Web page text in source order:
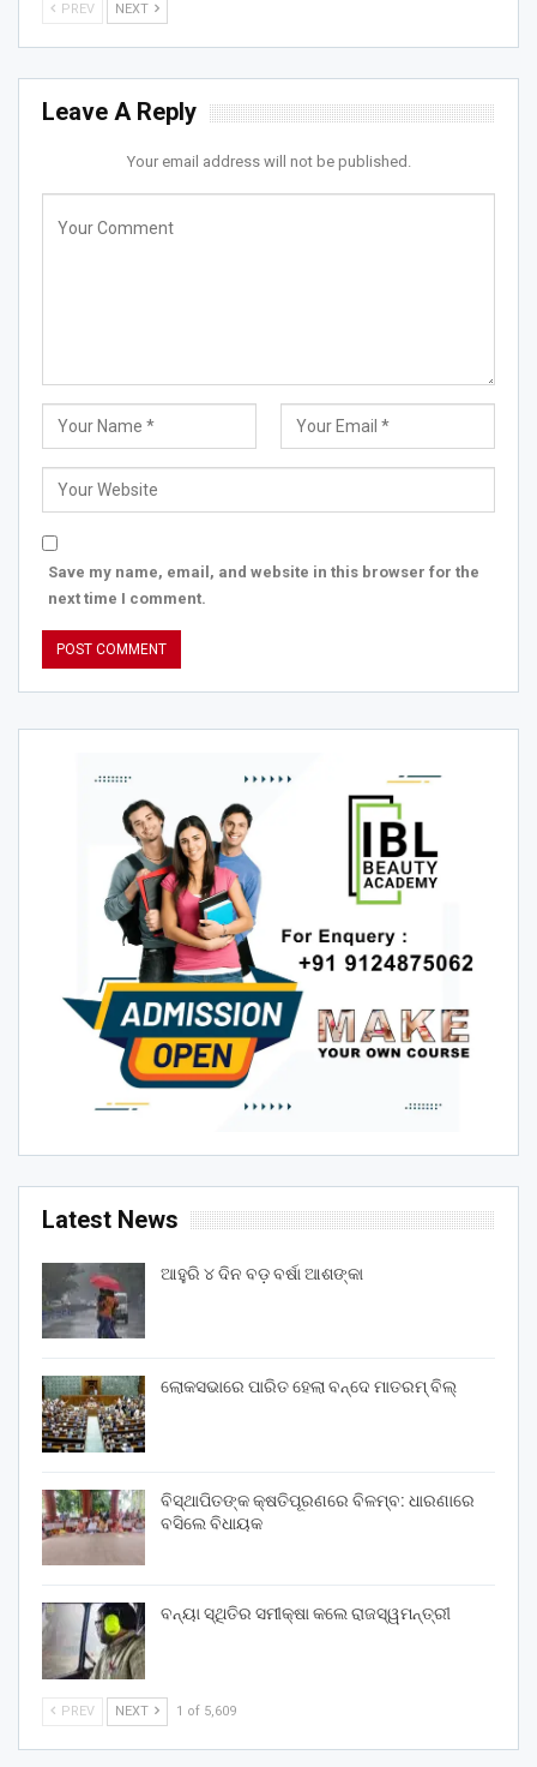
PREV NEXT
Leave A Reply
Your email address will not be published.
Save my name, email, and website in this browser for the
next time I comment.
Latest News
ଆହୁରି ୪ ଦିନ ବଡ଼ ବର୍ଷା ଆଶଙ୍କା
ଲୋକସଭାରେ ପାରିତ ହେଲା ବନ୍ଦେ ମାତରମ୍‌ ବିଲ୍‌
ବିସ୍ଥାପିତଙ୍କ କ୍ଷତିପୂରଣରେ ବିଳମ୍ବ: ଧାରଣାରେ
ବସିଲେ ବିଧାୟକ
ବନ୍ୟା ସ୍ଥିତିର ସମୀକ୍ଷା କଲେ ରାଜସ୍ୱମନ୍ତ୍ରୀ
PREV NEXT 1 of 5,609